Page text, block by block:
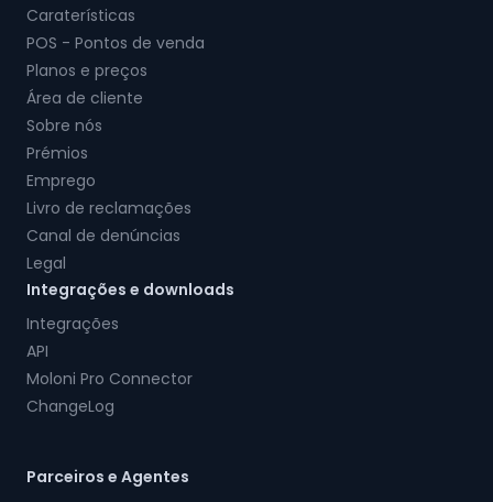
Caraterísticas
POS - Pontos de venda
Planos e preços
Área de cliente
Sobre nós
Prémios
Emprego
Livro de reclamações
Canal de denúncias
Legal
Integrações e downloads
Integrações
API
Moloni Pro Connector
ChangeLog
Parceiros e Agentes